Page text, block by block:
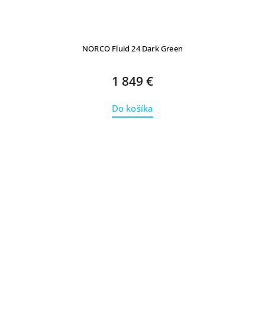
NORCO Fluid 24 Dark Green
1 849 €
Do košíka